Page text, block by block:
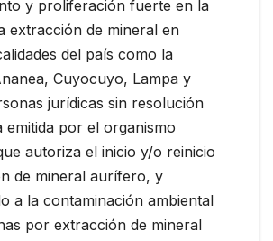
y proliferación fuerte en la
extracción de mineral en
del país como la
Cuyocuyo, Lampa y
jurídicas sin resolución
emitida por el organismo
autoriza el inicio y/o reinicio
de mineral aurífero, y
a la contaminación ambiental
por extracción de mineral